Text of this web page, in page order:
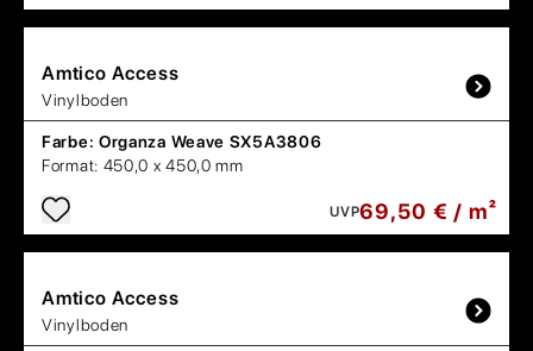
Amtico Access
Vinylboden
Farbe: Organza Weave SX5A3806
Format: 450,0 x 450,0 mm
UVP69,50 € / m²
Amtico Access
Vinylboden